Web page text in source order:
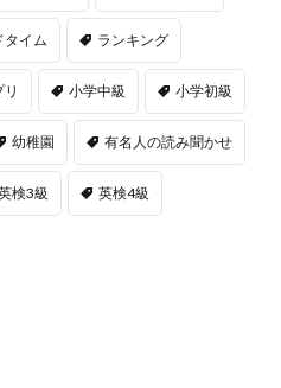
タイム ランキング
小学中級 小学初級
幼稚園 有名人の読み聞かせ
検3級 英検4級